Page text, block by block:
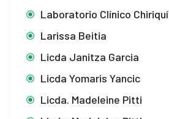
Laboratorio Clínico Chiriquí
Larissa Beitia
Licda Janitza Garcia
Licda Yomaris Yancic
Licda. Madeleine Pitti